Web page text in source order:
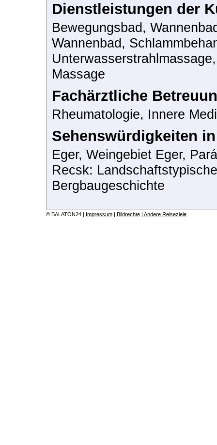
Dienstleistungen der
Bewegungsbad,
Wannenbad,
Massage
Fachärztliche
Rheumatologie, Innere
Sehenswürdigkeiten
Eger, Weingebiet Eger,
Recsk:
Bergbaugeschichte
© BALATON24 | Impressum| Bildrechte| Andere Reiseziele